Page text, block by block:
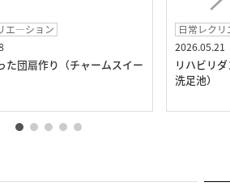
エ―ション
た団扇作り（チャームスイー
日常レク
2026.05.21
リハビリ
洗足池）